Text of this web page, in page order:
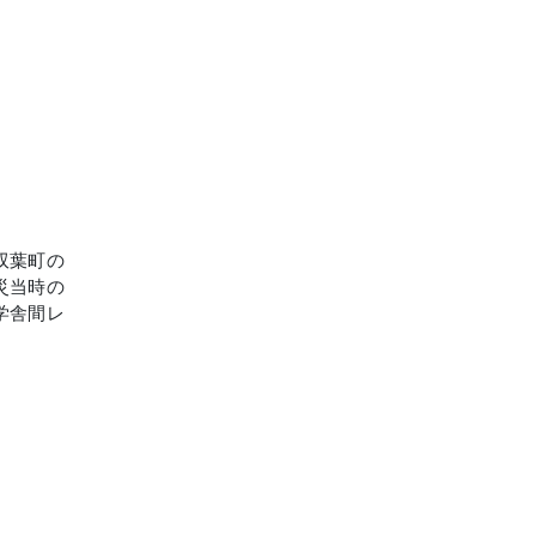
葉町の
当時の
舎間レ